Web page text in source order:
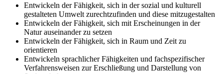
Entwickeln der Fähigkeit, sich in der sozial und kulturell
gestalteten Umwelt zurechtzufinden und diese mitzugestalten
Entwickeln der Fähigkeit, sich mit Erscheinungen in der
Natur auseinander zu setzen
Entwickeln der Fähigkeit, sich in Raum und Zeit zu
orientieren
Entwickeln sprachlicher Fähigkeiten und fachspezifischer
Verfahrensweisen zur Erschließung und Darstellung von